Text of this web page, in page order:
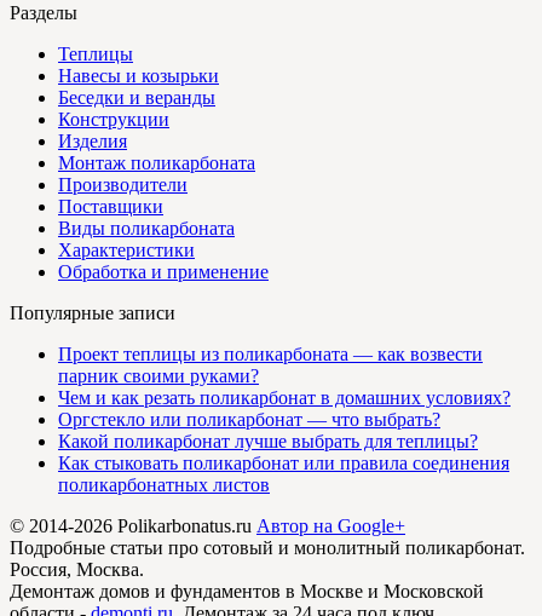
Разделы
Теплицы
Навесы и козырьки
Беседки и веранды
Конструкции
Изделия
Монтаж поликарбоната
Производители
Поставщики
Виды поликарбоната
Характеристики
Обработка и применение
Популярные записи
Проект теплицы из поликарбоната — как возвести
парник своими руками?
Чем и как резать поликарбонат в домашних условиях?
Оргстекло или поликарбонат — что выбрать?
Какой поликарбонат лучше выбрать для теплицы?
Как стыковать поликарбонат или правила соединения
поликарбонатных листов
© 2014-2026 Polikarbonatus.ru Автор на Google+
Подробные статьи про сотовый и монолитный поликарбонат.
Россия, Москва.
Демонтаж домов и фундаментов в Москве и Московской